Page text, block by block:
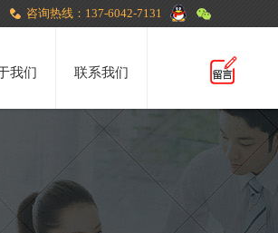
咨询热线：137-6042-7131
我们 联系我们